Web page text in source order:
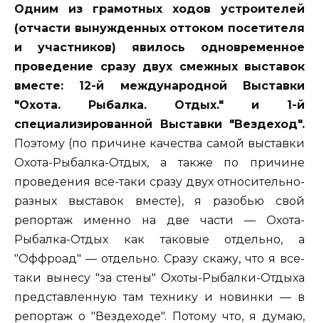
Одним из грамотных ходов устроителей
(отчасти вынужденных оттоком посетителя
и участников) явилось одновременное
проведение сразу двух смежных выставок
вместе: 12-й международной Выставки
"Охота. Рыбалка. Отдых." и 1-й
специализированной Выставки "Вездеход".
Поэтому (по причине качества самой выставки
Охота-Рыбалка-Отдых, а также по причине
проведения все-таки сразу двух относительно-
разных выставок вместе), я разобью свой
репортаж именно на две части — Охота-
Рыбалка-Отдых как таковые отдельно, а
"Оффроад" — отдельно. Сразу скажу, что я все-
таки вынесу "за стены" Охоты-Рыбалки-Отдыха
представленную там технику и новинки — в
репортаж о "Вездеходе". Потому что, я думаю,